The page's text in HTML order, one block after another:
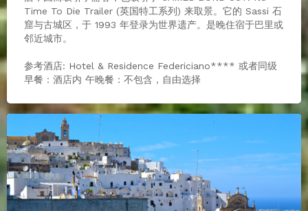
Time To Die Trailer (英国特工系列) 来取景。它的 Sassi 石
窟与古城区，于 1993 年登录为世界遗产。是晚住宿于巴里或
邻近城市。
参考酒店: Hotel & Residence Federiciano**** 或者同级
早餐：酒店内 午晚餐：不包含，自由选择